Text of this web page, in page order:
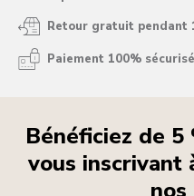
Retour gratuit pendant
Paiement 100% sécurisé
Bénéficiez de
vous inscrivant